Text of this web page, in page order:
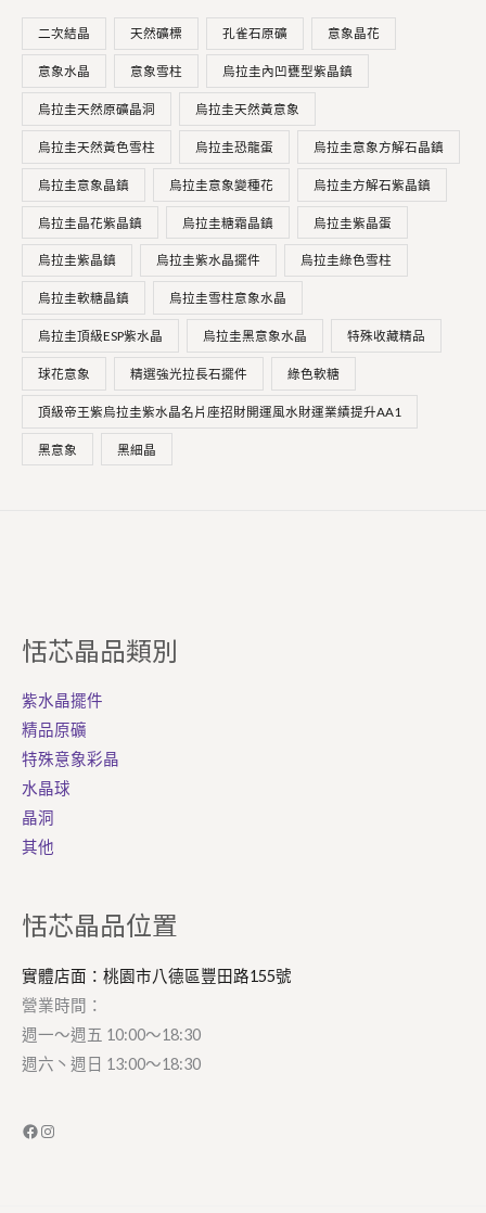
二次結晶 天然礦標 孔雀石原礦 意象晶花
意象水晶 意象雪柱 烏拉圭內凹甕型紫晶鎮
烏拉圭天然原礦晶洞 烏拉圭天然黃意象
烏拉圭天然黃色雪柱 烏拉圭恐龍蛋 烏拉圭意象方解石晶鎮
烏拉圭意象晶鎮 烏拉圭意象變種花 烏拉圭方解石紫晶鎮
烏拉圭晶花紫晶鎮 烏拉圭糖霜晶鎮 烏拉圭紫晶蛋
烏拉圭紫晶鎮 烏拉圭紫水晶擺件 烏拉圭綠色雪柱
烏拉圭軟糖晶鎮 烏拉圭雪柱意象水晶
烏拉圭頂級ESP紫水晶 烏拉圭黑意象水晶 特殊收藏精品
球花意象 精選強光拉長石擺件 綠色軟糖
頂級帝王紫烏拉圭紫水晶名片座招財開運風水財運業績提升AA1
黑意象 黑細晶
恬芯晶品類別
紫水晶擺件
精品原礦
特殊意象彩晶
水晶球
晶洞
其他
恬芯晶品位置
實體店面：桃園市八德區豐田路155號
營業時間：
週一～週五 10:00～18:30
週六丶週日 13:00～18:30